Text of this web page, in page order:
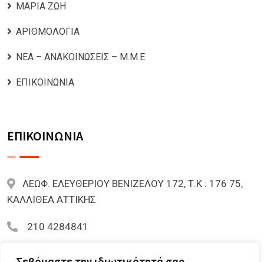
ΜΑΡΙΑ ΖΩΗ
ΑΡΙΘΜΟΛΟΓΙΑ
ΝΕΑ – ΑΝΑΚΟΙΝΩΣΕΙΣ – Μ.Μ.Ε
ΕΠΙΚΟΙΝΩΝΙΑ
ΕΠΙΚΟΙΝΩΝΙΑ
ΛΕΩΦ. ΕΛΕΥΘΕΡΙΟΥ ΒΕΝΙΖΕΛΟΥ 172, Τ.Κ : 176 75,
ΚΑΛΛΙΘΕΑ ΑΤΤΙΚΗΣ
210 4284841
mariazoi.powernumbers@gmail.com